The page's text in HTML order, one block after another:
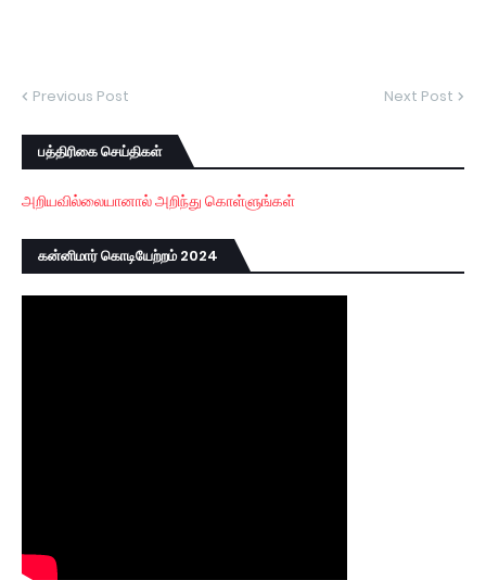
Previous Post Next Post
பத்திரிகை செய்திகள்
அறியவில்லையானால் அறிந்து கொள்ளுங்கள்
கன்னிமார் கொடியேற்றம் 2024